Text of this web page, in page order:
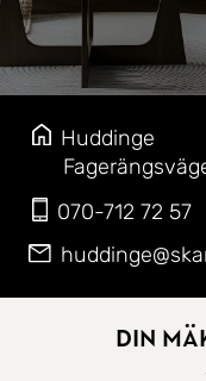
Huddinge
070-712 72 57
Din